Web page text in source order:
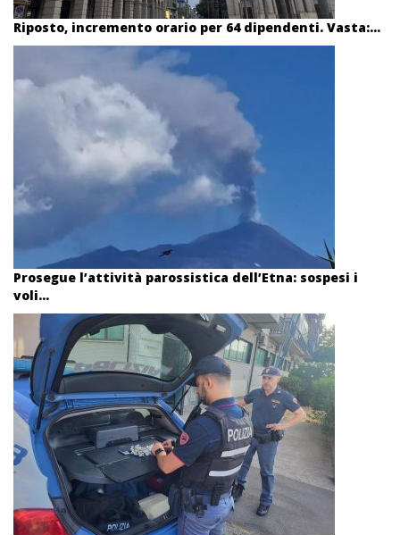
Riposto, incremento orario per 64 dipendenti. Vasta:...
Prosegue l’attività parossistica dell’Etna: sospesi i
voli...